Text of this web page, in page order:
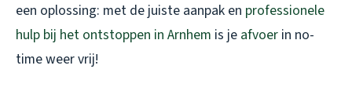
een oplossing: met de juiste aanpak en professionele
hulp bij het ontstoppen in Arnhem is je afvoer in no-
time weer vrij!